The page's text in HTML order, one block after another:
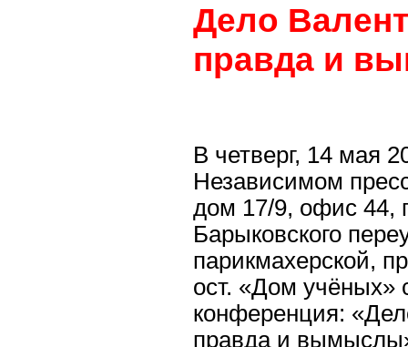
Дело
правда и
В четверг, 14 мая
Независимом
дом 17/9, офис 44,
Барыковского
парикмахерской,
ост. «Дом учёных»
конференция:
правда и